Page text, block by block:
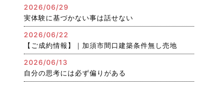
2026/06/29
実体験に基づかない事は話せない
2026/06/22
【ご成約情報】｜加須市間口建築条件無し売地
2026/06/13
自分の思考には必ず偏りがある